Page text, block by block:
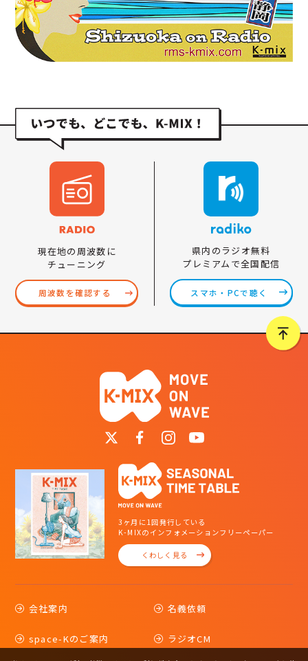
現在地の周波数に
チューニング
周波数を確認する
県内のラジオ無料
プレミアムで全国配信
スマホ・PCで聴く
3ヶ月に1回発行している
K-MIXのインフォメーションフリーペーパー
くわしく見る
会社案内 名義依頼
space-Kのご案内 ラジオCM